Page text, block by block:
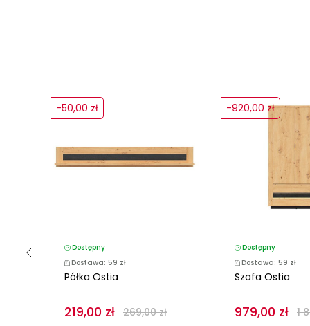
Dostępny
Dostawa: 59 zł
Półka Ostia
219,00 zł 269,00 zł
-50,00 zł
Dostępny
Dostawa: 59 zł
Szafa Ostia
979,00 zł 1
-920,00 zł